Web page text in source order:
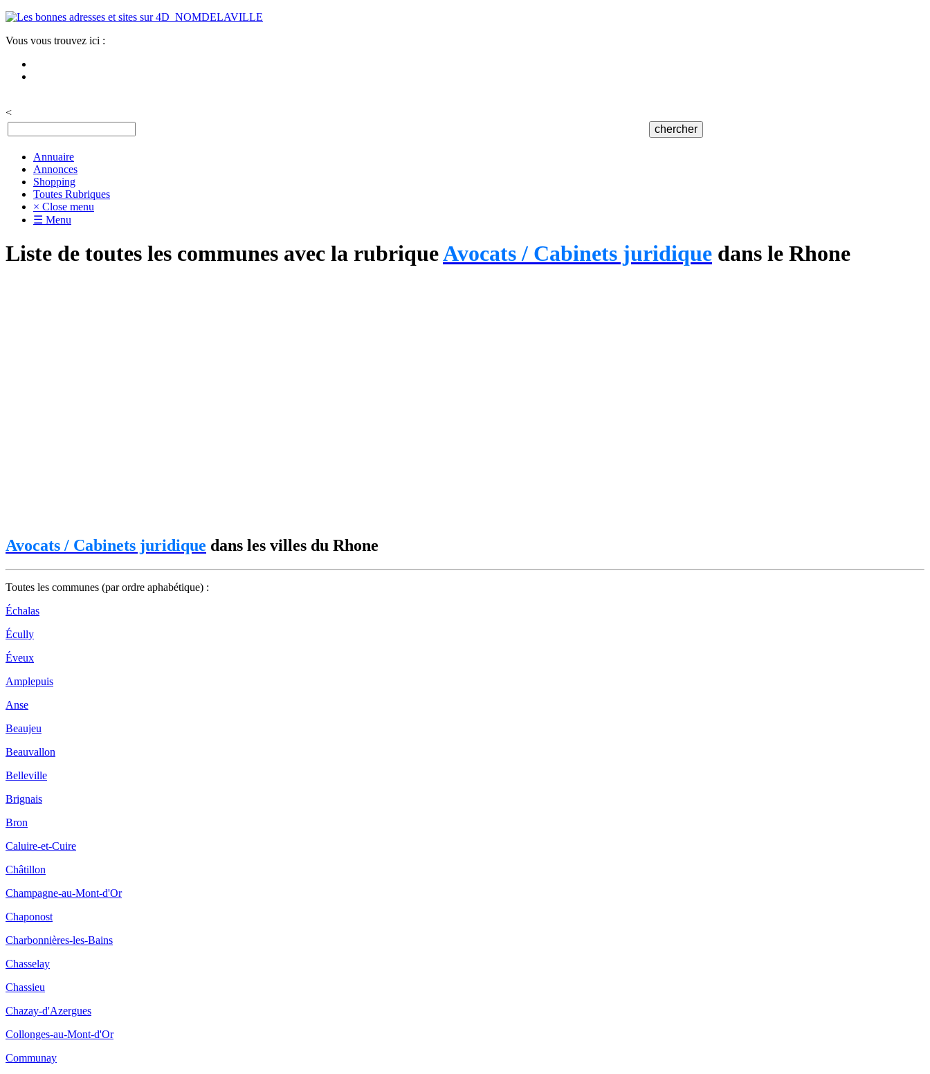
Vous vous trouvez ici :
<
Annuaire
Annonces
Shopping
Toutes Rubriques
× Close menu
☰ Menu
Liste de toutes les communes avec la rubriqueAvocats / Cabinets juridique dans le Rhone
Avocats / Cabinets juridique dans les villes du Rhone
Toutes les communes (par ordre aphabétique) :
Échalas
Écully
Éveux
Amplepuis
Anse
Beaujeu
Beauvallon
Belleville
Brignais
Bron
Caluire-et-Cuire
Châtillon
Champagne-au-Mont-d'Or
Chaponost
Charbonnières-les-Bains
Chasselay
Chassieu
Chazay-d'Azergues
Collonges-au-Mont-d'Or
Communay